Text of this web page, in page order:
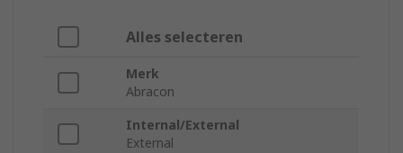
Alles selecteren
Merk
Abracon
Internal/External
External